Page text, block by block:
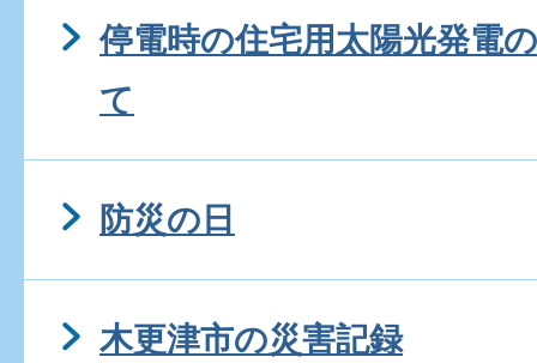
停電時の住宅用太陽光発電
て
防災の日
木更津市の災害記録